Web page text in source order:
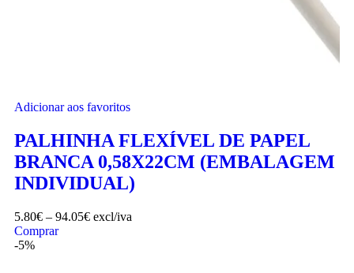
Adicionar aos favoritos
PALHINHA FLEXÍVEL DE PAPEL
BRANCA 0,58X22CM (EMBALAGEM
INDIVIDUAL)
5.80€ – 94.05€ excl/iva
Comprar
-5%